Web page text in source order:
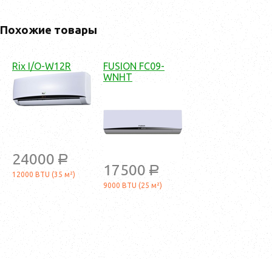
Похожие товары
Rix I/O-W12R
24000 a
12000 BTU (35 м²)
FUSION FC09-
WNHT
17500 a
9000 BTU (25 м²)